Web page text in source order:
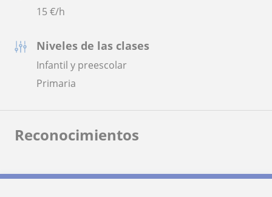
15€/h
Niveles de las clases
Infantil y preescolar
Primaria
Reconocimientos